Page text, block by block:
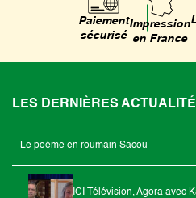
Paiement
sécurisé
Impression
en France
LES DERNIÈRES
Le poème en roumain Sacou
ICI Télévision, Agora avec